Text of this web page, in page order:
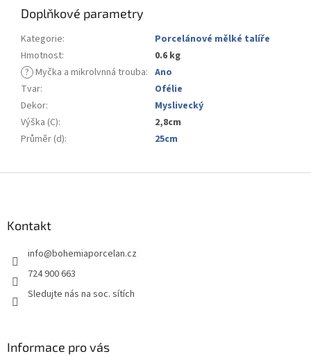
Doplňkové parametry
Kategorie:
Porcelánové mělké talíře
Hmotnost:
0.6 kg
? Myčka a mikrolvnná trouba: Ano
Tvar:
Ofélie
Dekor:
Myslivecký
Výška (C):
2,8cm
Průměr (d): 25cm
Kontakt
info@bohemiaporcelan.cz
724 900 663
Sledujte nás na soc. sítích
Informace pro vás